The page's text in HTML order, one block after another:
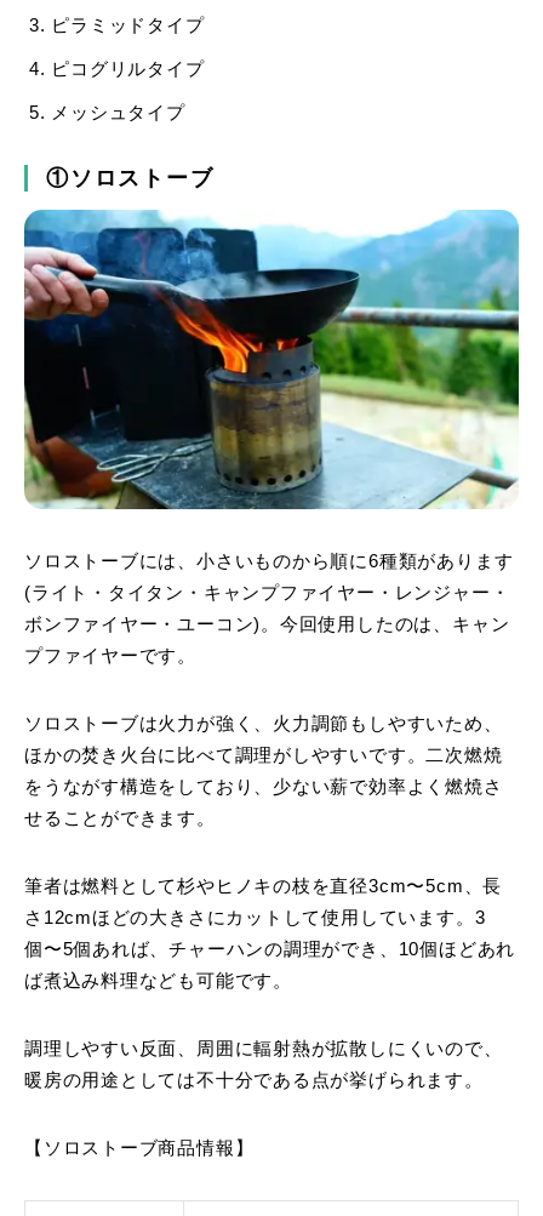
ピラミッドタイプ
ピコグリルタイプ
メッシュタイプ
①ソロストーブ
ソロストーブには、小さいものから順に6種類があります
(ライト・タイタン・キャンプファイヤー・レンジャー・
ボンファイヤー・ユーコン)。今回使用したのは、キャン
プファイヤーです。
ソロストーブは火力が強く、火力調節もしやすいため、
ほかの焚き火台に比べて調理がしやすいです。二次燃焼
をうながす構造をしており、少ない薪で効率よく燃焼さ
せることができます。
筆者は燃料として杉やヒノキの枝を直径3cm〜5cm、長
さ12cmほどの大きさにカットして使用しています。3
個〜5個あれば、チャーハンの調理ができ、10個ほどあれ
ば煮込み料理なども可能です。
調理しやすい反面、周囲に輻射熱が拡散しにくいので、
暖房の用途としては不十分である点が挙げられます。
【ソロストーブ商品情報】